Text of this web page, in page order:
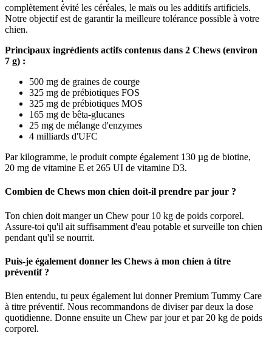
complètement évité les céréales, le maïs ou les additifs artificiels.
Notre objectif est de garantir la meilleure tolérance possible à votre
chien.
Principaux ingrédients actifs contenus dans 2 Chews (environ
7 g) :
500 mg de graines de courge
325 mg de prébiotiques FOS
325 mg de prébiotiques MOS
165 mg de bêta-glucanes
25 mg de mélange d'enzymes
4 milliards d'UFC
Par kilogramme, le produit compte également 130 µg de biotine,
20 mg de vitamine E et 265 UI de vitamine D3.
Combien de Chews mon chien doit-il prendre par jour ?
Ton chien doit manger un Chew pour 10 kg de poids corporel.
Assure-toi qu'il ait suffisamment d'eau potable et surveille ton chien
pendant qu'il se nourrit.
Puis-je également donner les Chews à mon chien à titre
préventif ?
Bien entendu, tu peux également lui donner Premium Tummy Care
à titre préventif. Nous recommandons de diviser par deux la dose
quotidienne. Donne ensuite un Chew par jour et par 20 kg de poids
corporel.